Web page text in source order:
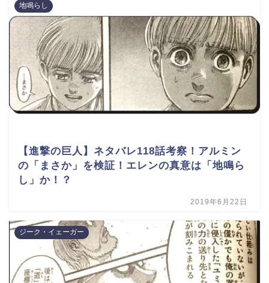
地鳴らし
【進撃の巨人】ネタバレ118話考察！アルミン
の「まさか」を検証！エレンの真意は「地鳴ら
し」か！？
2019年6月22日
ジーク・イェーガー